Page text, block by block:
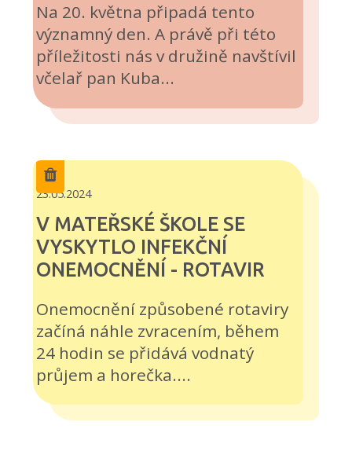
Na 20. května připadá tento
významný den. A právě při této
příležitosti nás v družině navštívil
včelař pan Kuba...
23.05.2024
V MATEŘSKÉ ŠKOLE SE
VYSKYTLO INFEKČNÍ
ONEMOCNĚNÍ - ROTAVIR
Onemocnění způsobené rotaviry
začíná náhle zvracením, během
24 hodin se přidává vodnatý
průjem a horečka....